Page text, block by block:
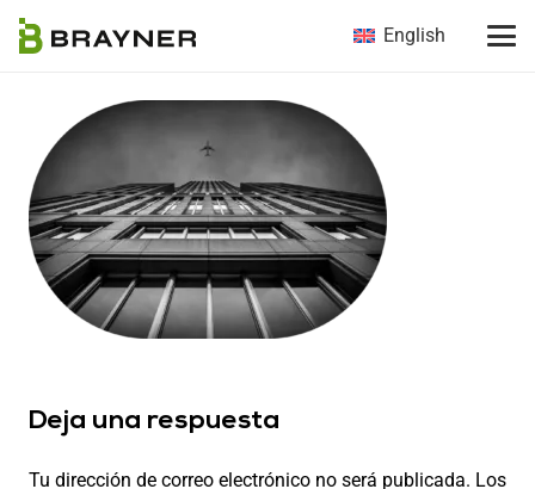
English
Deja una respuesta
Tu dirección de correo electrónico no será publicada. Los